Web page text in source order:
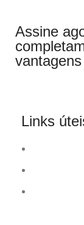
Assine
Links